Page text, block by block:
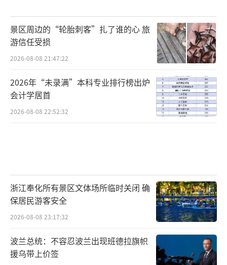
景区周边的“轮胎刺客”扎了谁的心 旅
游信任受损
2026-08-08 21:47:22
2026年“未录满”本科专业排行榜出炉
会计学居首
2026-08-08 22:52:32
浙江奉化所有景区文体场所临时关闭 确
保居民游客安全
2026-08-08 23:17:32
波兰总统：不容忍波兰出现班德拉旗帜
援乌带上价签